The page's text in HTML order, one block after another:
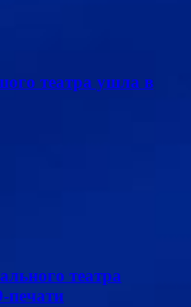
театра ушла в
театра
печати